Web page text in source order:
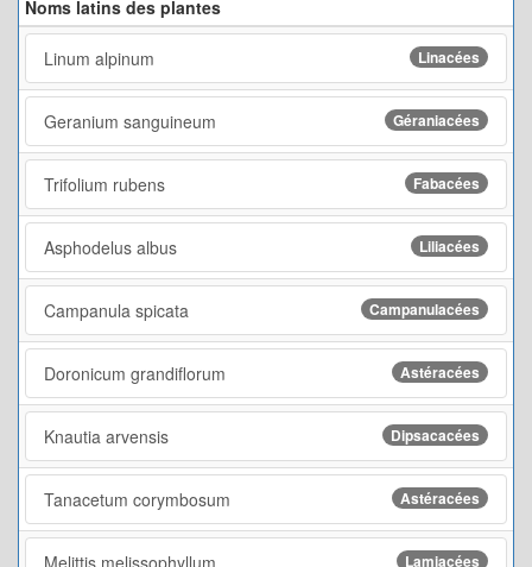
Noms latins des plantes
Linum alpinum Linacées
Geranium sanguineum Géraniacées
Trifolium rubens Fabacées
Asphodelus albus Liliacées
Campanula spicata Campanulacées
Doronicum grandiflorum Astéracées
Knautia arvensis Dipsacacées
Tanacetum corymbosum Astéracées
Lamiacées